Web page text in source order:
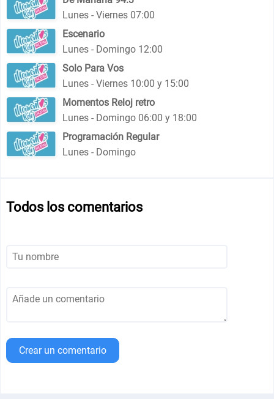
Lunes - Viernes 07:00
Escenario
Lunes - Domingo 12:00
Solo Para Vos
Lunes - Viernes 10:00 y 15:00
Momentos Reloj retro
Lunes - Domingo 06:00 y 18:00
Programación Regular
Lunes - Domingo
Todos los comentarios
Crear un comentario